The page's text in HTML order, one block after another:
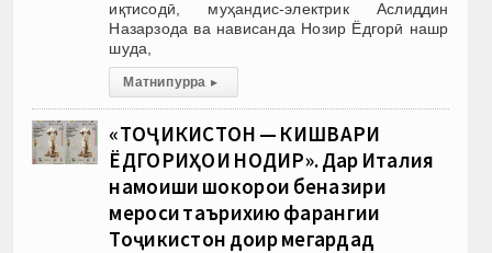
иқтисодӣ, муҳандис-электрик Аслиддин
Назарзода ва нависанда Нозир Ёдгорӣ нашр
шуда,
Матни пурра ▸
«ТОҶИКИСТОН — КИШВАРИ
ЁДГОРИҲОИ НОДИР». Дар Италия
намоиши шоҳкорҳои беназири
мероси таърихию фарҳангии
Тоҷикистон доир мегардад